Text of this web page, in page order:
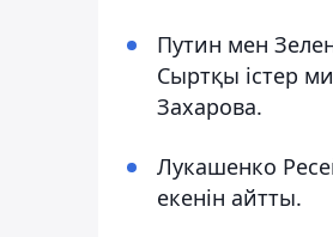
Путин мен
Сыртқы істер
Захарова.
Лукашенко
екенін айтты.